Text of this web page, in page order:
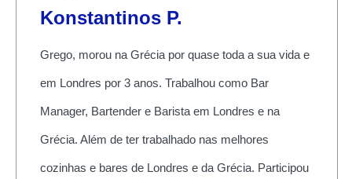
Konstantinos P.
Grego, morou na Grécia por quase toda a sua vida e
em Londres por 3 anos. Trabalhou como Bar
Manager, Bartender e Barista em Londres e na
Grécia. Além de ter trabalhado nas melhores
cozinhas e bares de Londres e da Grécia. Participou